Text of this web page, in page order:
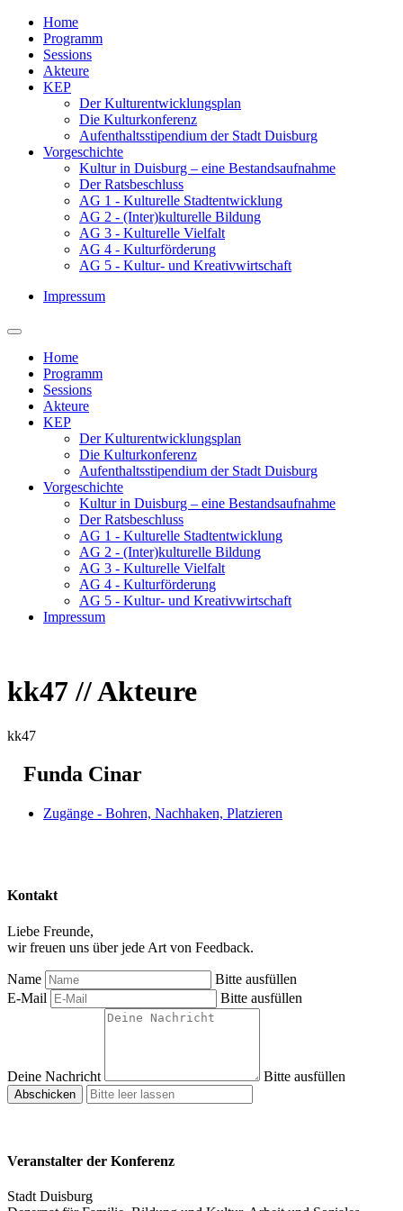
Home
Programm
Sessions
Akteure
KEP
Der Kulturentwicklungsplan
Die Kulturkonferenz
Aufenthaltsstipendium der Stadt Duisburg
Vorgeschichte
Kultur in Duisburg – eine Bestandsaufnahme
Der Ratsbeschluss
AG 1 - Kulturelle Stadtentwicklung
AG 2 - (Inter)kulturelle Bildung
AG 3 - Kulturelle Vielfalt
AG 4 - Kulturförderung
AG 5 - Kultur- und Kreativwirtschaft
Impressum
Home
Programm
Sessions
Akteure
KEP
Der Kulturentwicklungsplan
Die Kulturkonferenz
Aufenthaltsstipendium der Stadt Duisburg
Vorgeschichte
Kultur in Duisburg – eine Bestandsaufnahme
Der Ratsbeschluss
AG 1 - Kulturelle Stadtentwicklung
AG 2 - (Inter)kulturelle Bildung
AG 3 - Kulturelle Vielfalt
AG 4 - Kulturförderung
AG 5 - Kultur- und Kreativwirtschaft
Impressum
kk47 // Akteure
kk47
Funda Cinar
Zugänge - Bohren, Nachhaken, Platzieren
Kontakt
Liebe Freunde,
wir freuen uns über jede Art von Feedback.
Name
Bitte ausfüllen
E-Mail
Bitte ausfüllen
Deine Nachricht Bitte ausfüllen
Abschicken
Veranstalter der Konferenz
Stadt Duisburg